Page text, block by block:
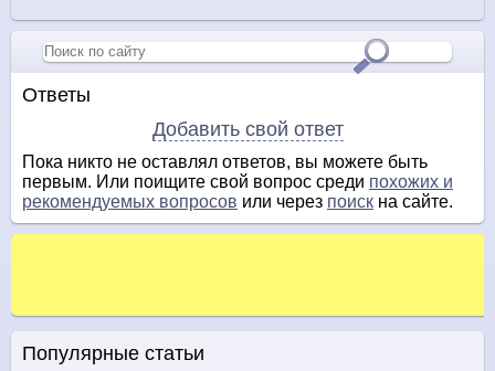
Ответы
Добавить свой ответ
Пока никто не оставлял ответов, вы можете быть
первым. Или поищите свой вопрос среди похожих и
рекомендуемых вопросов или через поиск на сайте.
Популярные статьи